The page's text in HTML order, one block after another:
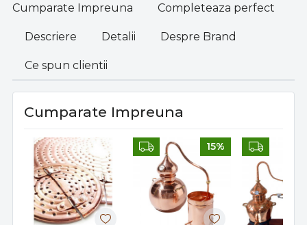
Cumparate Impreuna Completeaza perfect
Descriere Detalii Despre Brand
Ce spun clientii
Cumparate Impreuna
15%